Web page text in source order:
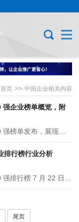
首页 >> 中国企业相关内容
企业榜单概览，附
2025 年《财富》中国 500 强榜单发布，展现企业格局与经济态势。国家电网居首，石油、建筑、金融等领域企业紧随。500 家公司 2024 年营收 14.2 万亿美元，降 2.7%，但净利润 7564 亿美元，增 7%。不同行业亮点纷呈，新能源车企崛起，互联网企业向好，饮料行业盈利强，是中国经济发展的重要风向标。
排行榜行业分析
2025 年《财富》中国 500 强排行榜 7 月 22 日发布，含上市与非上市企业。500 家公司 2024 年总营收 14.2 万亿美元，降 2.7%，净利润 7564 亿美元，增 7%，营收门槛 36.2 亿美元。前十多为国企，京东居 11 位，是最高排位民企。新能源汽车、互联网等行业表现突出，57 家公司亏损，前十亏损企业多为房企···
尾页